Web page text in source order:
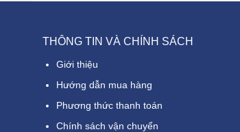
THÔNG TIN VÀ CHÍNH SÁCH
Giới thiệu
Hướng dẫn mua hàng
Phương thức thanh toán
Chính sách vận chuyển